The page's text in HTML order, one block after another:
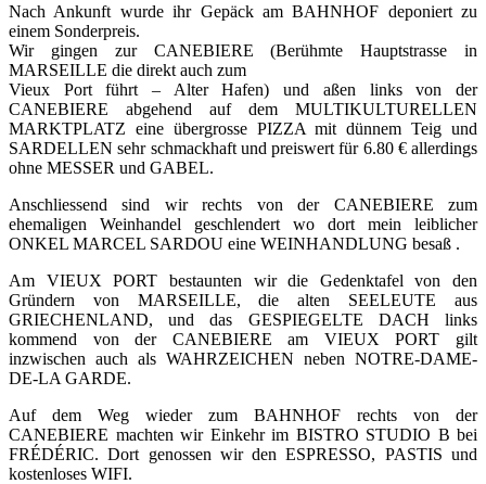
Nach Ankunft wurde ihr Gepäck am BAHNHOF deponiert zu
einem Sonderpreis.
Wir gingen zur CANEBIERE (Berühmte Hauptstrasse in
MARSEILLE die direkt auch zum
Vieux Port führt – Alter Hafen) und aßen links von der
CANEBIERE abgehend auf dem MULTIKULTURELLEN
MARKTPLATZ eine übergrosse PIZZA mit dünnem Teig und
SARDELLEN sehr schmackhaft und preiswert für 6.80 € allerdings
ohne MESSER und GABEL.
Anschliessend sind wir rechts von der CANEBIERE zum
ehemaligen Weinhandel geschlendert wo dort mein leiblicher
ONKEL MARCEL SARDOU eine WEINHANDLUNG besaß .
Am VIEUX PORT bestaunten wir die Gedenktafel von den
Gründern von MARSEILLE, die alten SEELEUTE aus
GRIECHENLAND, und das GESPIEGELTE DACH links
kommend von der CANEBIERE am VIEUX PORT gilt
inzwischen auch als WAHRZEICHEN neben NOTRE-DAME-
DE-LA GARDE.
Auf dem Weg wieder zum BAHNHOF rechts von der
CANEBIERE machten wir Einkehr im BISTRO STUDIO B bei
FRÉDÉRIC. Dort genossen wir den ESPRESSO, PASTIS und
kostenloses WIFI.